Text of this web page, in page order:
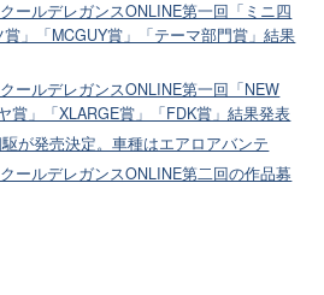
ールデレガンスONLINE第一回「ミニ四
賞」「MCGUY賞」「テーマ部門賞」結果
ールデレガンスONLINE第一回「NEW
賞」「XLARGE賞」「FDK賞」結果発表
が発売決定。車種はエアロアバンテ
ールデレガンスONLINE第二回の作品募